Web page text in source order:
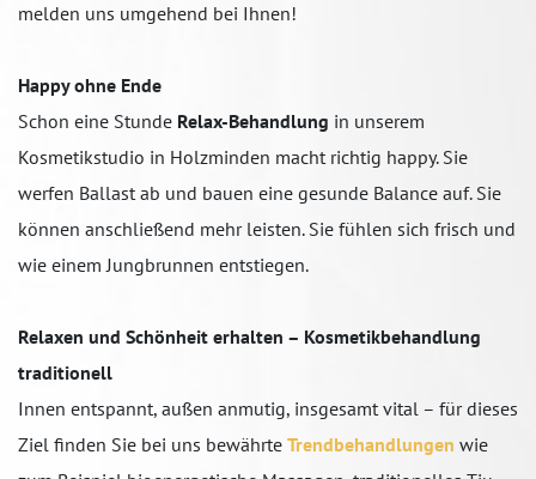
melden uns umgehend bei Ihnen!
Happy ohne Ende
Schon eine Stunde Relax-Behandlung in unserem
Kosmetikstudio in Holzminden macht richtig happy. Sie
werfen Ballast ab und bauen eine gesunde Balance auf. Sie
können anschließend mehr leisten. Sie fühlen sich frisch und
wie einem Jungbrunnen entstiegen.
Relaxen und Schönheit erhalten – Kosmetikbehandlung
traditionell
Innen entspannt, außen anmutig, insgesamt vital – für dieses
Ziel finden Sie bei uns bewährte Trendbehandlungen wie